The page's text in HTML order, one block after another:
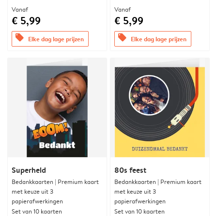
Vanaf
€ 5,99
offers Elke dag lage prijzen
Vanaf
€ 5,99
offers Elke dag lage prijzen
Superheld
Bedankkaarten | Premium kaart
met keuze uit 3
papierafwerkingen
Set van 10 kaarten
80s feest
Bedankkaarten | Premium kaart
met keuze uit 3
papierafwerkingen
Set van 10 kaarten